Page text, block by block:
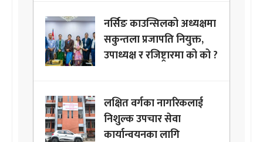
नर्सिङ काउन्सिलको अध्यक्षमा
सकुन्तला प्रजापति नियुक्त,
उपाध्यक्ष र रजिष्ट्रारमा को को ?
लक्षित वर्गका नागरिकलाई
निशुल्क उपचार सेवा
कार्यान्वयनका लागि